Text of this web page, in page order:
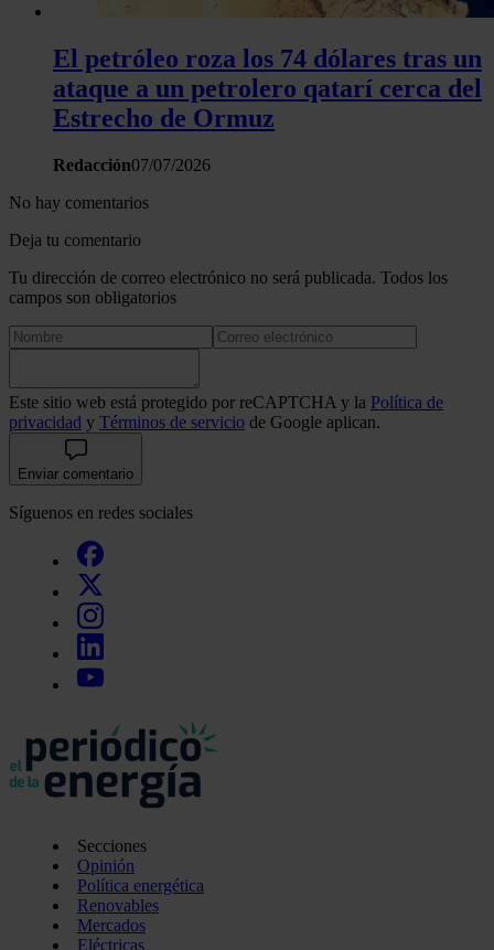
El petróleo roza los 74 dólares tras un
ataque a un petrolero qatarí cerca del
Estrecho de Ormuz
Redacción07/07/2026
No hay comentarios
Deja tu comentario
Tu dirección de correo electrónico no será publicada. Todos los
campos son obligatorios
Este sitio web está protegido por reCAPTCHA y la Política de
privacidad y Términos de servicio de Google aplican.
Enviar comentario
Síguenos en redes sociales
Secciones
Opinión
Política energética
Renovables
Mercados
Eléctricas